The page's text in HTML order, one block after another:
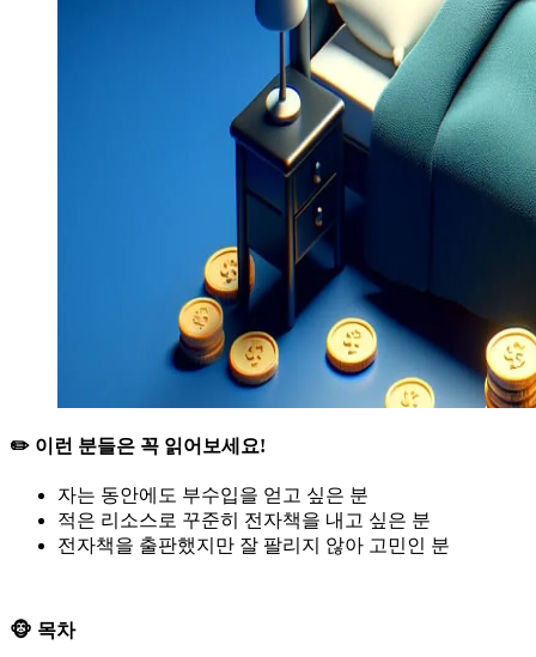
✏️ 이런 분들은 꼭 읽어보세요!
자는 동안에도 부수입을 얻고 싶은 분
적은 리소스로 꾸준히 전자책을 내고 싶은 분
전자책을 출판했지만 잘 팔리지 않아 고민인 분
🐵 목차